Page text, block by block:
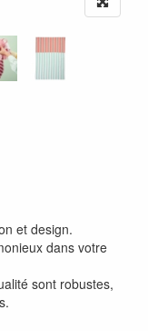
et design.
dans votre
sont robustes,